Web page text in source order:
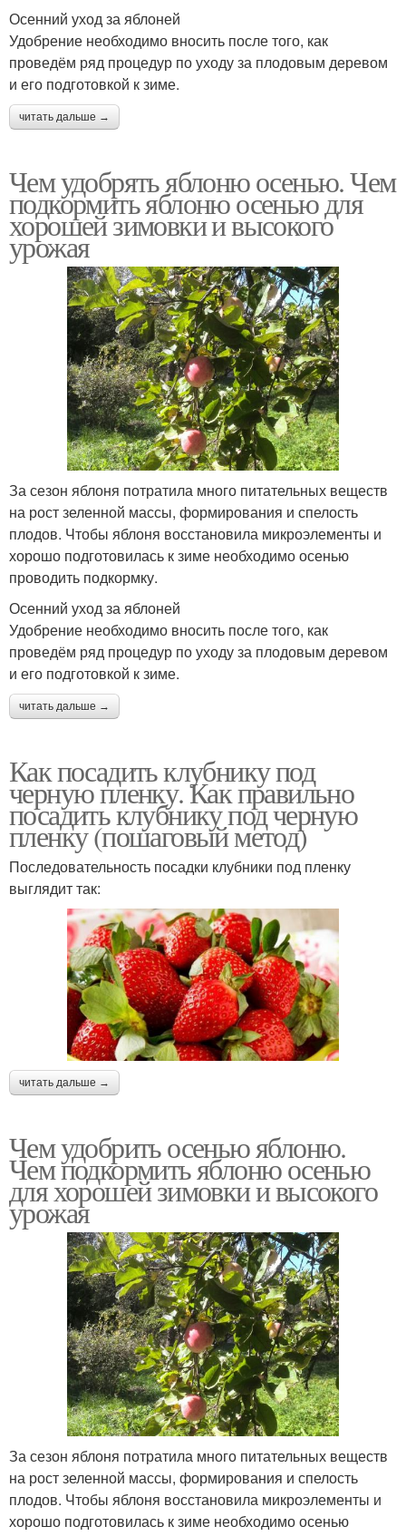
Осенний уход за яблоней
Удобрение необходимо вносить после того, как
проведём ряд процедур по уходу за плодовым деревом
и его подготовкой к зиме.
читать дальше →
Чем удобрять яблоню осенью. Чем
подкормить яблоню осенью для
хорошей зимовки и высокого
урожая
За сезон яблоня потратила много питательных веществ
на рост зеленной массы, формирования и спелость
плодов. Чтобы яблоня восстановила микроэлементы и
хорошо подготовилась к зиме необходимо осенью
проводить подкормку.
Осенний уход за яблоней
Удобрение необходимо вносить после того, как
проведём ряд процедур по уходу за плодовым деревом
и его подготовкой к зиме.
читать дальше →
Как посадить клубнику под
черную пленку. Как правильно
посадить клубнику под черную
пленку (пошаговый метод)
Последовательность посадки клубники под пленку
выглядит так:
читать дальше →
Чем удобрить осенью яблоню.
Чем подкормить яблоню осенью
для хорошей зимовки и высокого
урожая
За сезон яблоня потратила много питательных веществ
на рост зеленной массы, формирования и спелость
плодов. Чтобы яблоня восстановила микроэлементы и
хорошо подготовилась к зиме необходимо осенью